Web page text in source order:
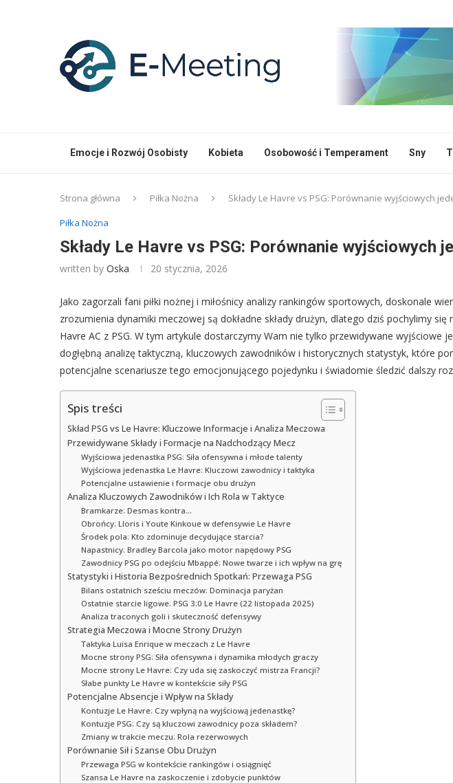
Emocje i Rozwój Osobisty Kobieta Osobowość i Temperament Sny
Strona główna Piłka Nożna
Składy Le Havre vs PSG: Porównanie wyjściowych
Piłka Nożna
Składy Le Havre vs PSG: Porównanie wyjściowych
written by Oska 20 stycznia, 2026
Jako zagorzali fani piłki nożnej i miłośnicy analizy rankingów sportowych, doskonale
zrozumienia dynamiki meczowej są dokładne składy drużyn, dlatego dziś pochylimy
Havre AC z PSG. W tym artykule dostarczymy Wam nie tylko przewidywane wyjściowe
dogłębną analizę taktyczną, kluczowych zawodników i historycznych statystyk, które
potencjalne scenariusze tego emocjonującego pojedynku i świadomie śledzić dalszy
Spis treści
Skład PSG vs Le Havre: Kluczowe Informacje i Analiza Meczowa
Przewidywane Składy i Formacje na Nadchodzący Mecz
Wyjściowa jedenastka PSG: Siła ofensywna i młode talenty
Wyjściowa jedenastka Le Havre: Kluczowi zawodnicy i taktyka
Potencjalne ustawienie i formacje obu drużyn
Analiza Kluczowych Zawodników i Ich Rola w Taktyce
Bramkarze: Desmas kontra…
Obrońcy: Lloris i Youte Kinkoue w defensywie Le Havre
Środek pola: Kto zdominuje decydujące starcia?
Napastnicy: Bradley Barcola jako motor napędowy PSG
Zawodnicy PSG po odejściu Mbappé: Nowe twarze i ich wpływ na grę
Statystyki i Historia Bezpośrednich Spotkań: Przewaga PSG
Bilans ostatnich sześciu meczów: Dominacja paryżan
Ostatnie starcie ligowe: PSG 3:0 Le Havre (22 listopada 2025)
Analiza traconych goli i skuteczność defensywy
Strategia Meczowa i Mocne Strony Drużyn
Taktyka Luisa Enrique w meczach z Le Havre
Mocne strony PSG: Siła ofensywna i dynamika młodych graczy
Mocne strony Le Havre: Czy uda się zaskoczyć mistrza Francji?
Słabe punkty Le Havre w kontekście siły PSG
Potencjalne Absencje i Wpływ na Składy
Kontuzje Le Havre: Czy wpłyną na wyjściową jedenastkę?
Kontuzje PSG: Czy są kluczowi zawodnicy poza składem?
Zmiany w trakcie meczu: Rola rezerwowych
Porównanie Sił i Szanse Obu Drużyn
Przewaga PSG w kontekście rankingów i osiągnięć
Szansa Le Havre na zaskoczenie i zdobycie punktów